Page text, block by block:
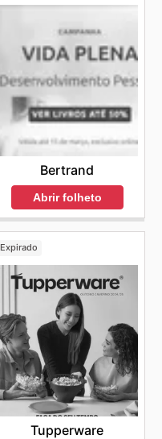
Bertrand
Abrir folheto
Expirado
Tupperware